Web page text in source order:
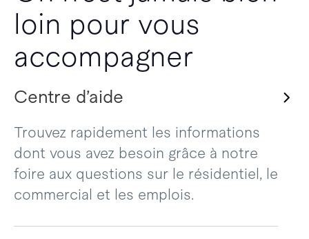
loin pour vous
accompagner
Centre d’aide
Trouvez rapidement les informations
dont vous avez besoin grâce à notre
foire aux questions sur le résidentiel, le
commercial et les emplois.